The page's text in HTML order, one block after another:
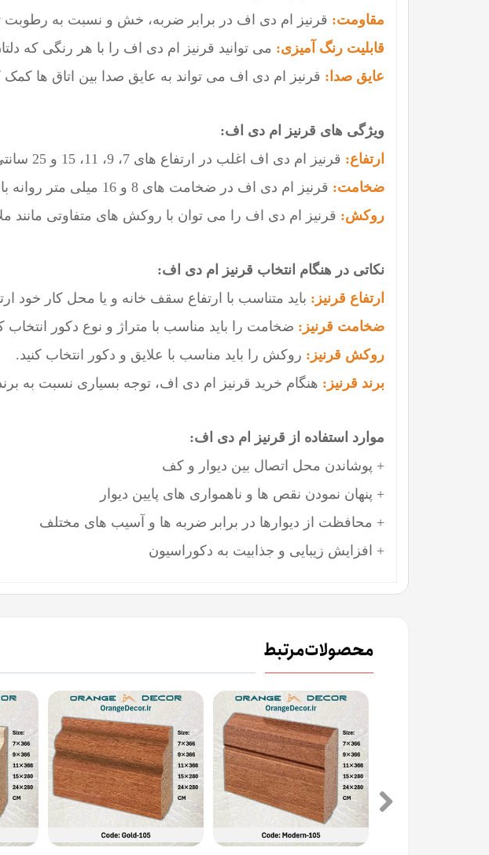
مقاومت: قرنیز ام دی اف در برابر ضربه، خش و نسبت به رطوبت
قابلیت رنگ آمیزی: می توانید قرنیز ام دی اف را با هر رنگی که
عایق صدا: قرنیز ام دی اف می تواند به عایق صدا بین اتاق ها کمک
ویژگی های قرنیز ام دی اف:
ارتفاع: قرنیز ام دی اف اغلب در ارتفاع های 7، 9، 11، 15 و 25 سانتی متر موجود است.
ضخامت: قرنیز ام دی اف در ضخامت های 8 و 16 میلی متر روانه بازار می شود.
روکش: قرنیز ام دی اف را می توان با روکش های متفاوتی مانند
نکاتی در هنگام انتخاب قرنیز ام دی اف:
ارتفاع قرنیز: باید متناسب با ارتفاع سقف خانه و یا محل کار خود
ضخامت قرنیز: ضخامت را باید مناسب با متراژ و نوع دکور انتخاب
روکش قرنیز: روکش را باید مناسب با علایق و دکور انتخاب کنید.
برند قرنیز: هنگام خرید قرنیز ام دی اف، توجه بسیاری نسبت به
موارد استفاده از قرنیز ام دی اف:
+ پوشاندن محل اتصال بین دیوار و کف
+ پنهان نمودن نقص ها و ناهمواری های پایین دیوار
+ محافظت از دیوارها در برابر ضربه ها و آسیب های مختلف
+ افزایش زیبایی و جذابیت به دکوراسیون
محصولات مرتبط